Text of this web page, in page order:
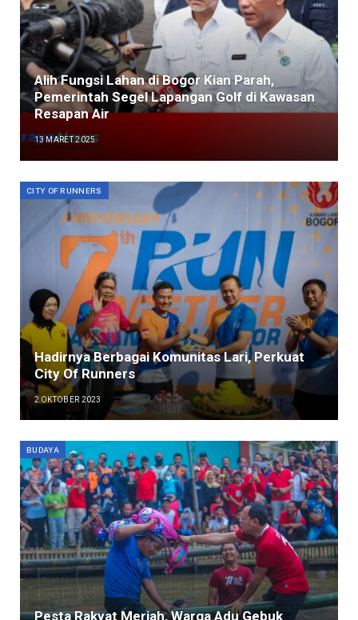
Alih Fungsi Lahan di Bogor Kian Parah,
Pemerintah Segel Lapangan Golf di Kawasan
Resapan Air
13 MARET 2025
CITY OF RUNNERS
Hadirnya Berbagai Komunitas Lari, Perkuat
City Of Runners
2 OKTOBER 2023
BUDAYA
Pesta Rakyat Meriah, Warga Adu Gebuk